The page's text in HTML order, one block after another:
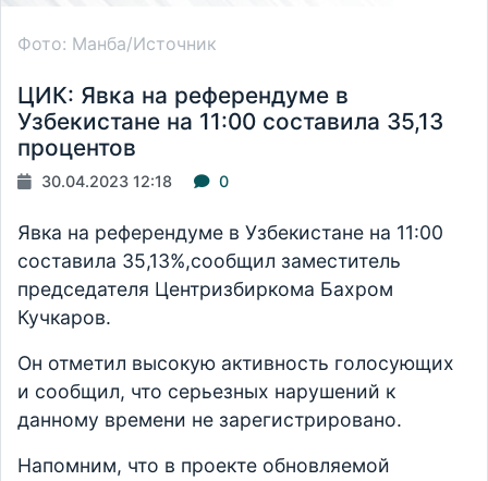
Фото: Манба/Источник
ЦИК: Явка на референдуме в
Узбекистане на 11:00 составила 35,13
процентов
30.04.2023 12:18 0
Явка на референдуме в Узбекистане на 11:00
составила 35,13%,сообщил заместитель
председателя Центризбиркома Бахром
Кучкаров.
Он отметил высокую активность голосующих
и сообщил, что серьезных нарушений к
данному времени не зарегистрировано.
Напомним, что в проекте обновляемой